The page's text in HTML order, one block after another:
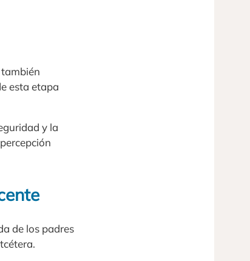
esta etapa
y la
de los padres